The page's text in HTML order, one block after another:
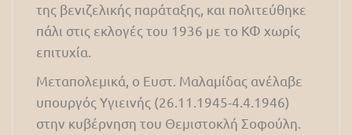
της βενιζελικής παράταξης, και πολιτεύθηκε
πάλι στις εκλογές του 1936 με το ΚΦ χωρίς
επιτυχία.
Μεταπολεμικά, ο Ευστ. Μαλαμίδας ανέλαβε
υπουργός Υγιεινής (26.11.1945-4.4.1946)
στην κυβέρνηση του Θεμιστοκλή Σοφούλη.